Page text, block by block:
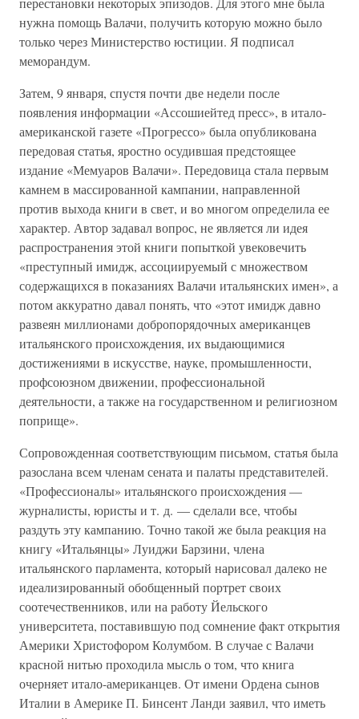
нужна помощь Валачи, получить которую можно было
только через Министерство юстиции. Я подписал
меморандум.
Затем, 9 января, спустя почти две недели после
появления информации «Ассошиейтед пресс», в итало-
американской газете «Прогрессо» была опубликована
передовая статья, яростно осудившая предстоящее
издание «Мемуаров Валачи». Передовица стала первым
камнем в массированной кампании, направленной
против выхода книги в свет, и во многом определила ее
характер. Автор задавал вопрос, не является ли идея
распространения этой книги попыткой увековечить
«преступный имидж, ассоциируемый с множеством
содержащихся в показаниях Валачи итальянских имен», а
потом аккуратно давал понять, что «этот имидж давно
развеян миллионами добропорядочных американцев
итальянского происхождения, их выдающимися
достижениями в искусстве, науке, промышленности,
профсоюзном движении, профессиональной
деятельности, а также на государственном и религиозном
поприще».
Сопровожденная соответствующим письмом, статья была
разослана всем членам сената и палаты представителей.
«Профессионалы» итальянского происхождения —
журналисты, юристы и т. д. — сделали все, чтобы
раздуть эту кампанию. Точно такой же была реакция на
книгу «Итальянцы» Луиджи Барзини, члена
итальянского парламента, который нарисовал далеко не
идеализированный обобщенный портрет своих
соотечественников, или на работу Йельского
университета, поставившую под сомнение факт открытия
Америки Христофором Колумбом. В случае с Валачи
красной нитью проходила мысль о том, что книга
очерняет итало-американцев. От имени Ордена сынов
Италии в Америке П. Бинсент Ланди заявил, что иметь